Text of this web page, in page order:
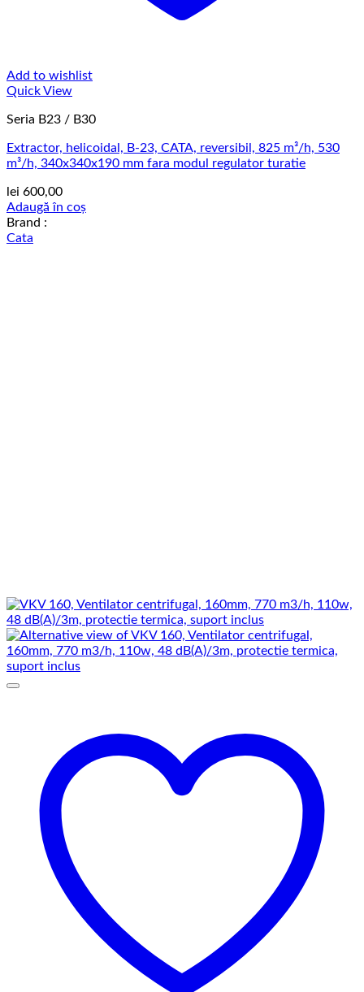
Add to wishlist
Quick View
Seria B23 / B30
Extractor, helicoidal, B-23, CATA, reversibil, 825 m³/h, 530
m³/h, 340x340x190 mm fara modul regulator turatie
lei 600,00
Adaugă în coș
Brand :
Cata